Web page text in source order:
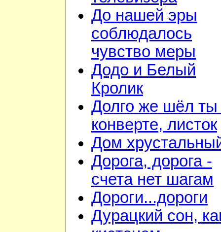
До нашей эры
соблюдалось
чувство меры
Додо и Белый
Кролик
Долго же шёл ты
конверте, листок
Дом
Дорога, дорога -
счета нет шагам
Дороги...дороги
Дурацкий сон,